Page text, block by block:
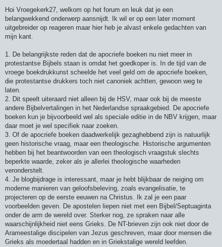
r
i
c
h
t
Hoi Vroegekerk27, welkom op het forum en leuk dat je een
belangwekkend onderwerp aansnijdt. Ik wil er op een later moment
uitgebreider op reageren maar hier heb je alvast enkele gedachten van
mijn kant.
1. De belangrijkste reden dat de apocriefe boeken nu niet meer in
protestantse Bijbels staan is omdat het goedkoper is. In de tijd van de
vroege boekdrukkunst scheelde het veel geld om de apocriefe boeken,
die protestantse drukkers toch niet canoniek achtten, gewoon weg te
laten.
2. Dit speelt uiteraard niet alleen bij de HSV, maar ook bij de meeste
andere Bijbelvertalingen in het Nederlandse spraakgebied. De apocriefe
boeken kun je bijvoorbeeld wel als speciale editie in de NBV krijgen, maar
daar moet je wel specifiek naar zoeken.
3. Of de apocriefe boeken daadwerkelijk gezaghebbend zijn is natuurlijk
geen historische vraag, maar een theologische. Historische argumenten
hebben bij het beantwoorden van een theologisch vraagstuk slechts
beperkte waarde, zeker als je allerlei theologische waarheden
veronderstelt.
4. Je blogbijdrage is interessant, maar je hebt blijkbaar de neiging om
moderne manieren van geloofsbeleving, zoals evangelisatie, te
projecteren op de eerste eeuwen na Christus. Ik zal je een paar
voorbeelden geven. De apostelen liepen niet met een Bijbel/Septuaginta
onder de arm de wereld over. Sterker nog, ze spraken naar alle
waarschijnlijkheid niet eens Grieks. De NT-brieven zijn ook niet door de
Arameestalige discipelen van Jezus geschreven, maar door mensen die
Grieks als moedertaal hadden en in Griekstalige wereld leefden.